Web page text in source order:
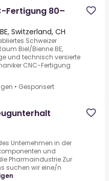
Fertigung 80–
Switzerland, CH
Schweizer
Biel/Bienne BE,
und technisch versierte
CNC-Fertigung
• Gesponsert
Unternehmen in der
und
Pharmaindustrie.Zur
suchen wir eine/n